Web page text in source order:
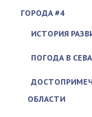
ГОРОДА #4
ИСТОРИЯ
ПОГОДА В
ОБЛАСТИ